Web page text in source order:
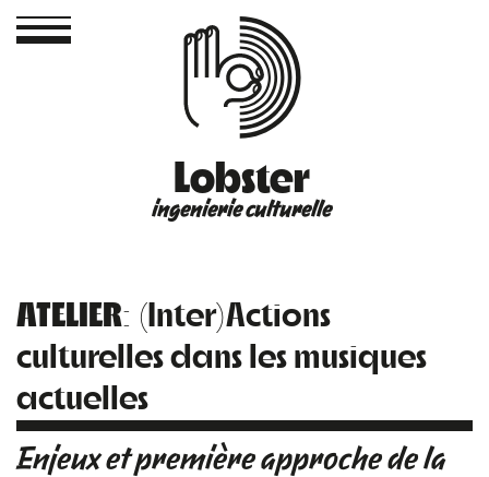
Lobster
ingenierie culturelle
ATELIER: (Inter)Actions
culturelles dans les musiques
actuelles
Enjeux et première approche de la